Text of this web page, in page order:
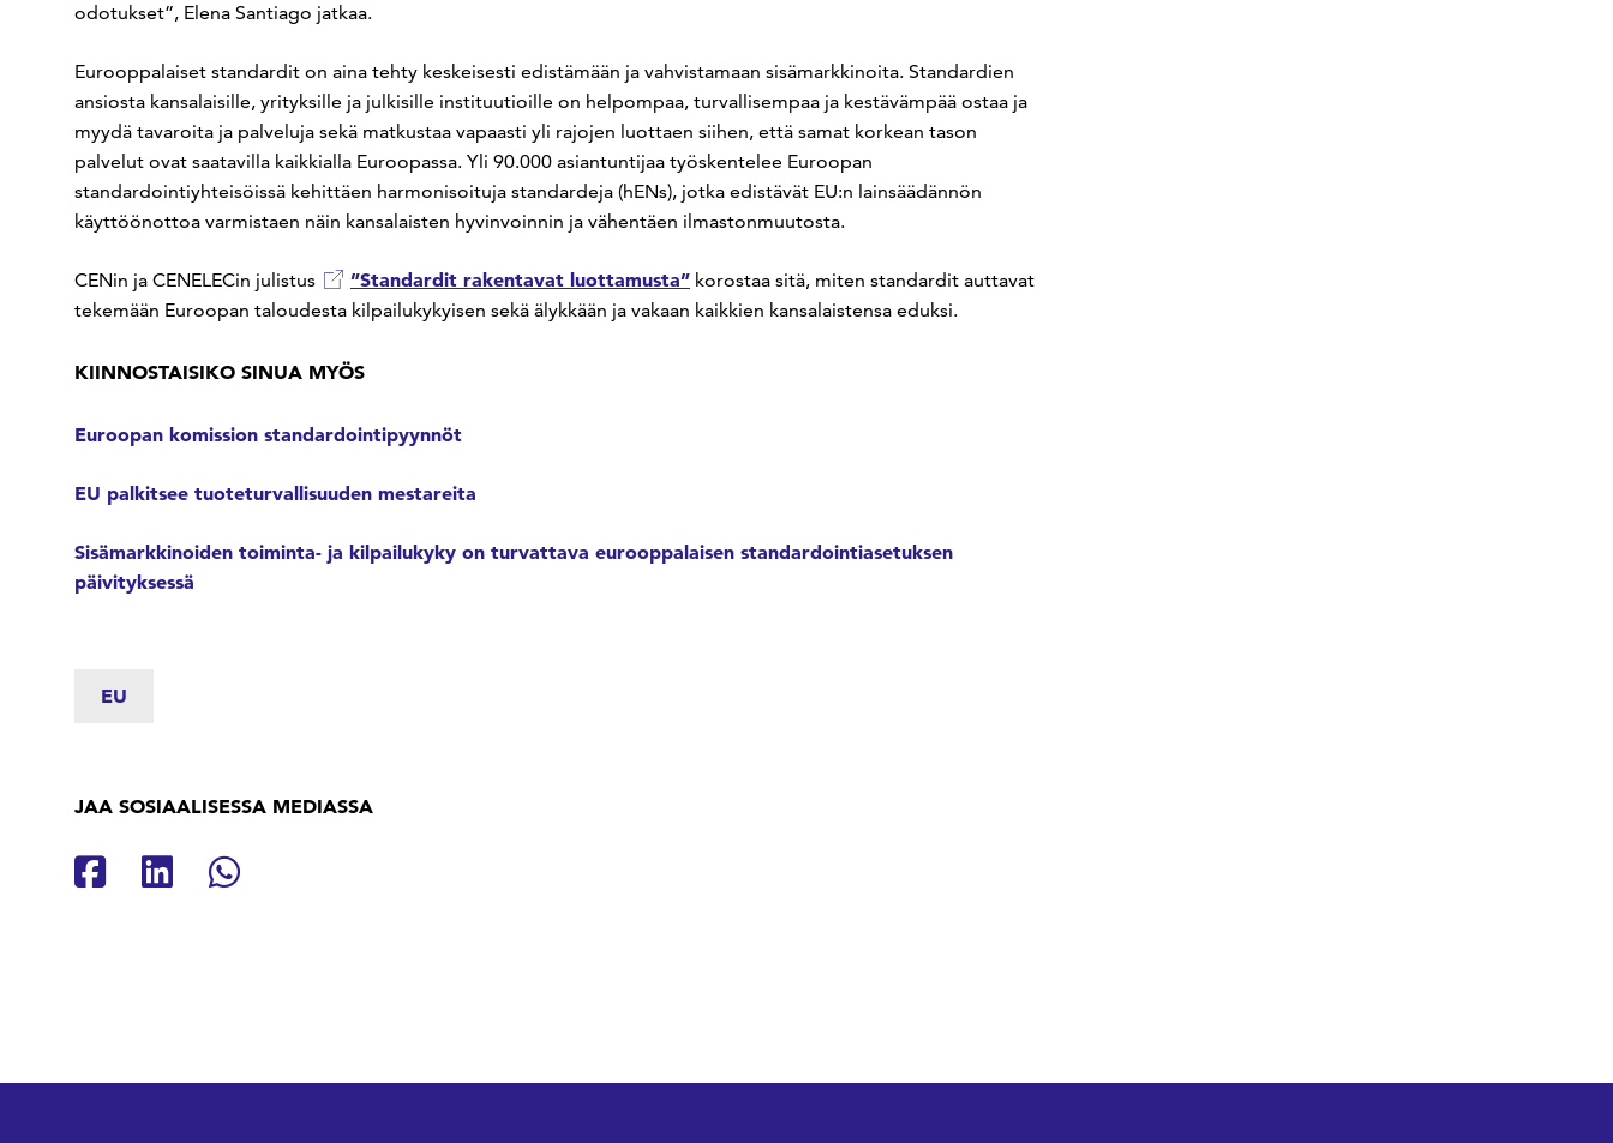
odotukset”, Elena Santiago jatkaa.
Eurooppalaiset standardit on aina tehty keskeisesti edistämään ja vahvistamaan sisämarkkinoita. Standardien
ansiosta kansalaisille, yrityksille ja julkisille instituutioille on helpompaa, turvallisempaa ja kestävämpää ostaa ja
myydä tavaroita ja palveluja sekä matkustaa vapaasti yli rajojen luottaen siihen, että samat korkean tason
palvelut ovat saatavilla kaikkialla Euroopassa. Yli 90.000 asiantuntijaa työskentelee Euroopan
standardointiyhteisöissä kehittäen harmonisoituja standardeja (hENs), jotka edistävät EU:n lainsäädännön
käyttöönottoa varmistaen näin kansalaisten hyvinvoinnin ja vähentäen ilmastonmuutosta.
CENin ja CENELECin julistus ”Standardit rakentavat luottamusta” korostaa sitä, miten standardit auttavat
tekemään Euroopan taloudesta kilpailukykyisen sekä älykkään ja vakaan kaikkien kansalaistensa eduksi.
KIINNOSTAISIKO SINUA MYÖS
Euroopan komission standardointipyynnöt
EU palkitsee tuoteturvallisuuden mestareita
Sisämarkkinoiden toiminta- ja kilpailukyky on turvattava eurooppalaisen standardointiasetuksen
päivityksessä
EU
JAA SOSIAALISESSA MEDIASSA
Jaa Facebookissa
Jaa Linkedinissä
Jaa Whatsappissa